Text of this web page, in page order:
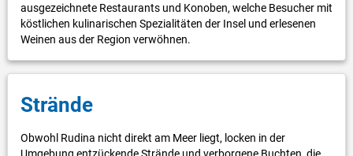
ausgezeichnete Restaurants und Konoben, welche Besucher mit
köstlichen kulinarischen Spezialitäten der Insel und erlesenen
Weinen aus der Region verwöhnen.
Strände
Obwohl Rudina nicht direkt am Meer liegt, locken in der